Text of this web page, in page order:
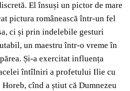
El însuși un pictor de mare
pictura românească într-un fel
ci și prin indelebile gesturi
un maestru într-o vreme în
Și-a exercitat influența
întîlniri a profetului Ilie cu
cînd a știut că Dumnezeu